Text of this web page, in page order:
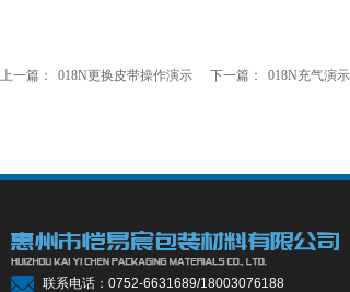
上一篇： 018N更换皮带操作演示 下一篇： 018N充气演示
联系电话：0752-6631689/18003076188